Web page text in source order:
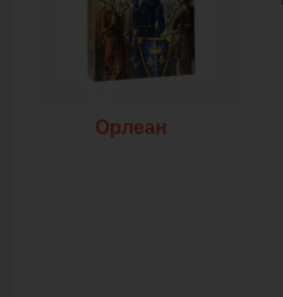
Орлеан